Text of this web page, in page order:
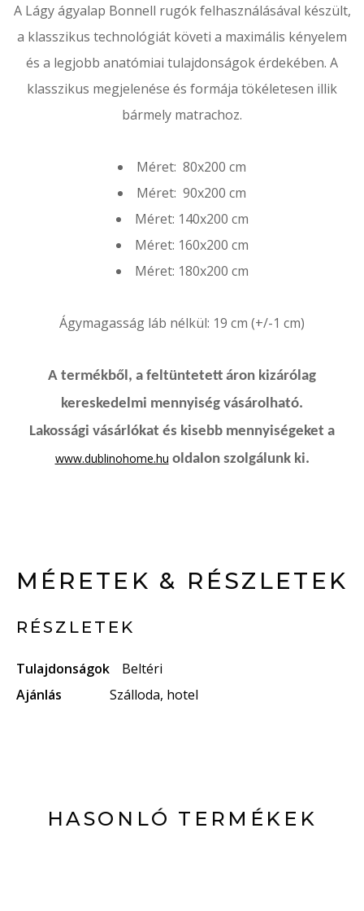
A Lágy ágyalap Bonnell rugók felhasználásával készült,
a klasszikus technológiát követi a maximális kényelem
és a legjobb anatómiai tulajdonságok érdekében. A
klasszikus megjelenése és formája tökéletesen illik
bármely matrachoz.
Méret: 80x200 cm
Méret: 90x200 cm
Méret: 140x200 cm
Méret: 160x200 cm
Méret: 180x200 cm
Ágymagasság láb nélkül: 19 cm (+/-1 cm)
A termékből, a feltüntetett áron kizárólag
kereskedelmi mennyiség vásárolható.
Lakossági vásárlókat és kisebb mennyiségeket a
www.dublinohome.hu oldalon szolgálunk ki.
MÉRETEK & RÉSZLETEK
RÉSZLETEK
Tulajdonságok
Beltéri
Ajánlás
Szálloda, hotel
HASONLÓ TERMÉKEK